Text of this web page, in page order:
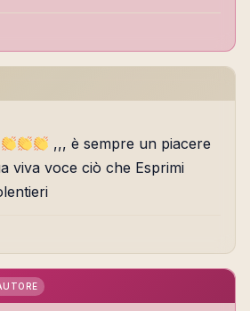
,,, è sempre un piacere
viva voce ciò che Esprimi